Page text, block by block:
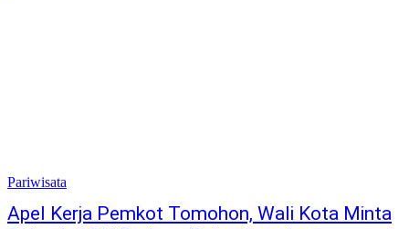
Pariwisata
Apel Kerja Pemkot Tomohon, Wali Kota Minta